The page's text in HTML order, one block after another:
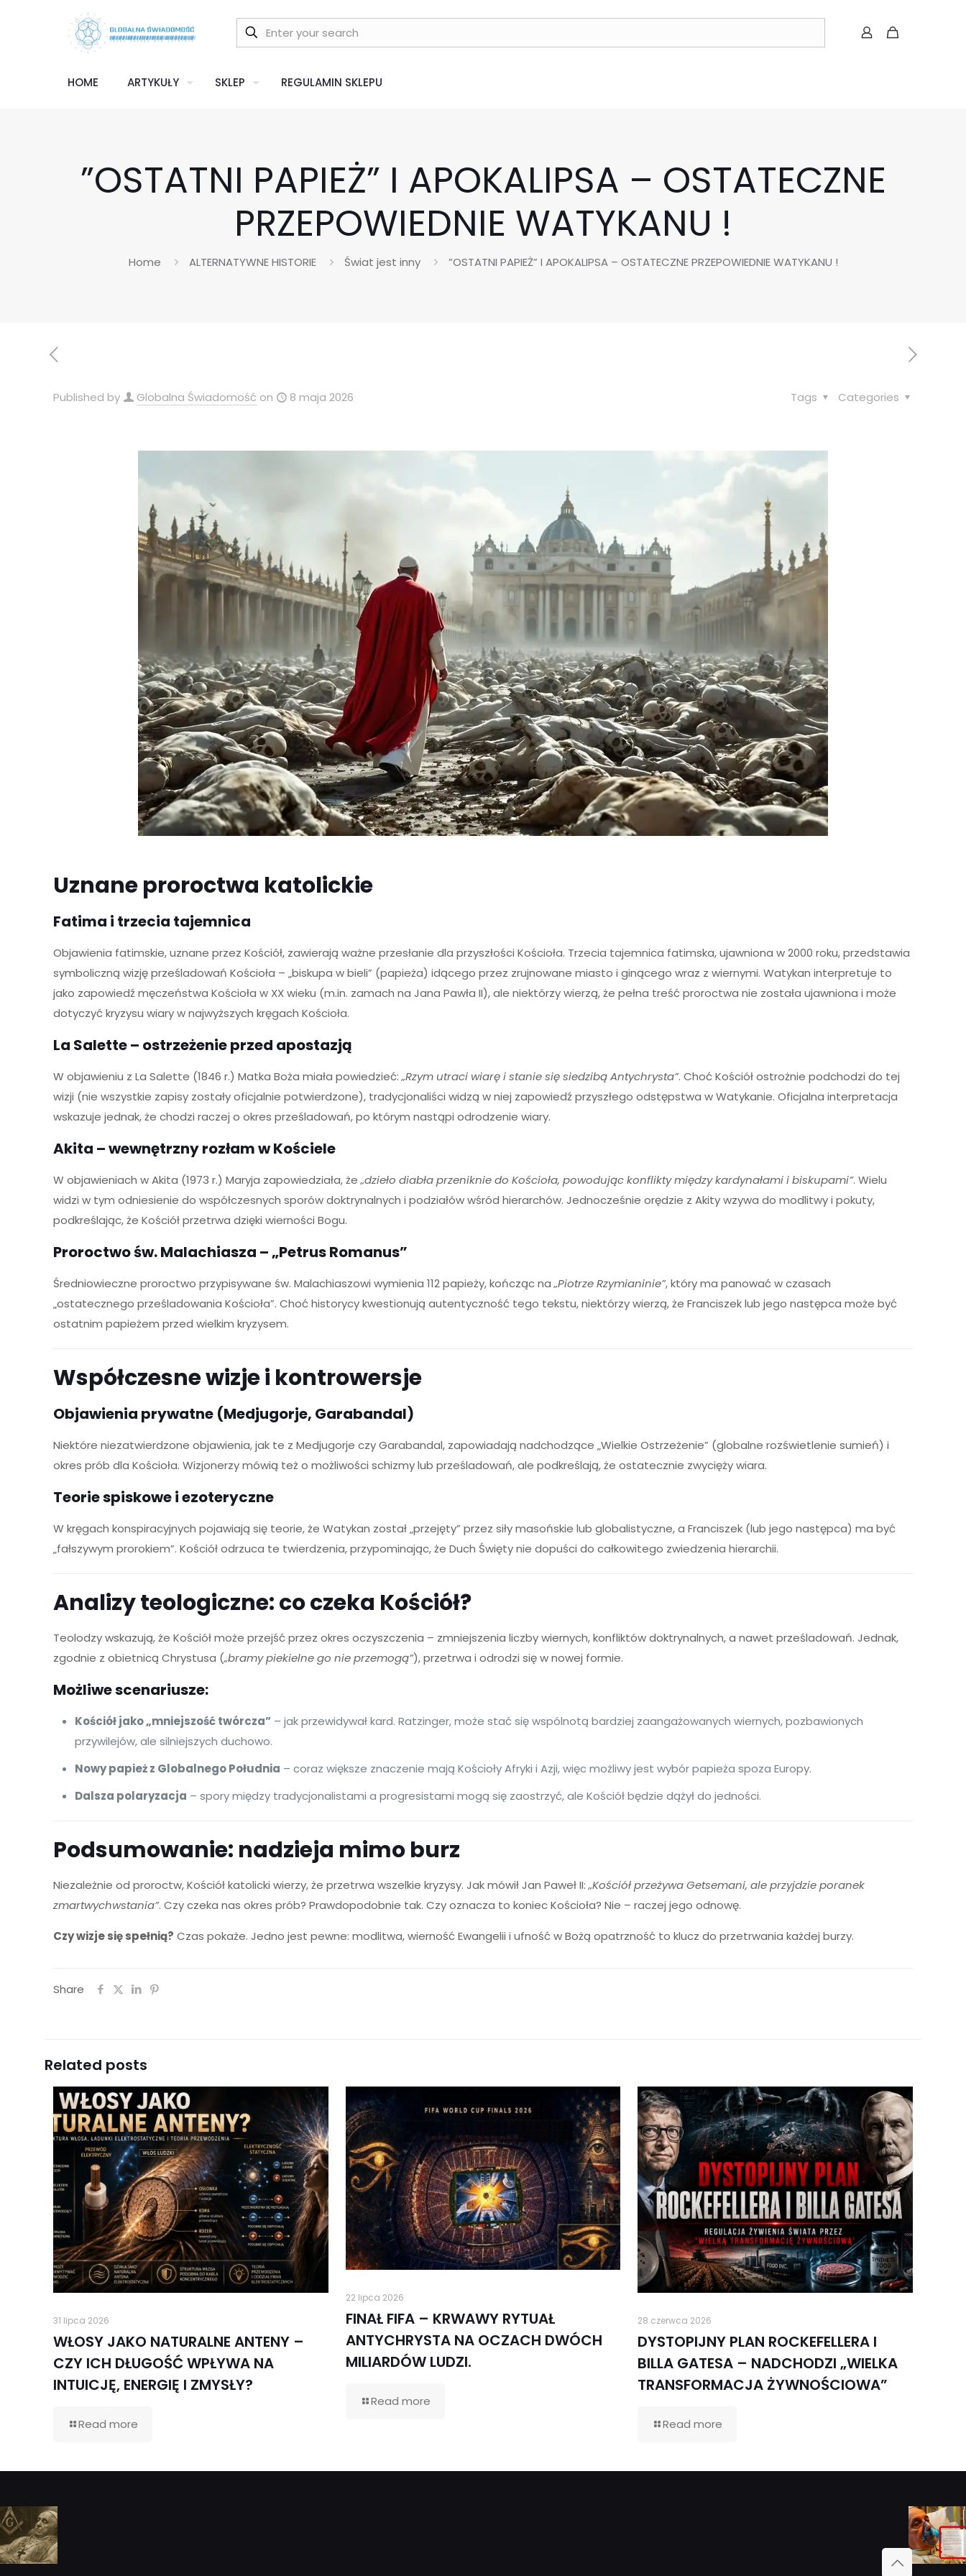
HOME ARTYKUŁY SKLEP REGULAMIN SKLEPU
”OSTATNI PAPIEŻ” I APOKALIPSA – OSTATECZNE
PRZEPOWIEDNIE WATYKANU !
Home ALTERNATYWNE HISTORIE Świat jest inny ”OSTATNI PAPIEŻ” I APOKALIPSA – OSTATECZNE PRZEPOWIEDNIE WATYKANU !
Published by Globalna Świadomość on 8 maja 2026 Categories
Tags
Uznane proroctwa katolickie
Fatima i trzecia tajemnica
Objawienia fatimskie, uznane przez Kościół, zawierają ważne przesłanie dla przyszłości Kościoła. Trzecia tajemnica fatimska, ujawniona w 2000 roku, przedstawia
symboliczną wizję prześladowań Kościoła – „biskupa w bieli” (papieża) idącego przez zrujnowane miasto i ginącego wraz z wiernymi. Watykan interpretuje to
jako zapowiedź męczeństwa Kościoła w XX wieku (m.in. zamach na Jana Pawła II), ale niektórzy wierzą, że pełna treść proroctwa nie została ujawniona i może
dotyczyć kryzysu wiary w najwyższych kręgach Kościoła.
La Salette – ostrzeżenie przed apostazją
W objawieniu z La Salette (1846 r.) Matka Boża miała powiedzieć:„Rzym utraci wiarę i stanie się siedzibą Antychrysta”. Choć Kościół ostrożnie podchodzi do tej
wizji (nie wszystkie zapisy zostały oficjalnie potwierdzone), tradycjonaliści widzą w niej zapowiedź przyszłego odstępstwa w Watykanie. Oficjalna interpretacja
wskazuje jednak, że chodzi raczej o okres prześladowań, po którym nastąpi odrodzenie wiary.
Akita – wewnętrzny rozłam w Kościele
W objawieniach w Akita (1973 r.) Maryja zapowiedziała, że„dzieło diabła przeniknie do Kościoła, powodując konflikty między kardynałami i biskupami”. Wielu
widzi w tym odniesienie do współczesnych sporów doktrynalnych i podziałów wśród hierarchów. Jednocześnie orędzie z Akity wzywa do modlitwy i pokuty,
podkreślając, że Kościół przetrwa dzięki wierności Bogu.
Proroctwo św. Malachiasza – „Petrus Romanus”
Średniowieczne proroctwo przypisywane św. Malachiaszowi wymienia 112 papieży, kończąc na„Piotrze Rzymianinie”, który ma panować w czasach
„ostatecznego prześladowania Kościoła”. Choć historycy kwestionują autentyczność tego tekstu, niektórzy wierzą, że Franciszek lub jego następca może być
ostatnim papieżem przed wielkim kryzysem.
Współczesne wizje i kontrowersje
Objawienia prywatne (Medjugorje, Garabandal)
Niektóre niezatwierdzone objawienia, jak te z Medjugorje czy Garabandal, zapowiadają nadchodzące „Wielkie Ostrzeżenie” (globalne rozświetlenie sumień) i
okres prób dla Kościoła. Wizjonerzy mówią też o możliwości schizmy lub prześladowań, ale podkreślają, że ostatecznie zwycięży wiara.
Teorie spiskowe i ezoteryczne
W kręgach konspiracyjnych pojawiają się teorie, że Watykan został „przejęty” przez siły masońskie lub globalistyczne, a Franciszek (lub jego następca) ma być
„fałszywym prorokiem”. Kościół odrzuca te twierdzenia, przypominając, że Duch Święty nie dopuści do całkowitego zwiedzenia hierarchii.
Analizy teologiczne: co czeka Kościół?
Teolodzy wskazują, że Kościół może przejść przez okres oczyszczenia – zmniejszenia liczby wiernych, konfliktów doktrynalnych, a nawet prześladowań. Jednak,
zgodnie z obietnicą Chrystusa („bramy piekielne go nie przemogą”), przetrwa i odrodzi się w nowej formie.
Możliwe scenariusze:
Kościół jako „mniejszość twórcza” – jak przewidywał kard. Ratzinger, może stać się wspólnotą bardziej zaangażowanych wiernych, pozbawionych
przywilejów, ale silniejszych duchowo.
Nowy papież z Globalnego Południa – coraz większe znaczenie mają Kościoły Afryki i Azji, więc możliwy jest wybór papieża spoza Europy.
Dalsza polaryzacja – spory między tradycjonalistami a progresistami mogą się zaostrzyć, ale Kościół będzie dążył do jedności.
Podsumowanie: nadzieja mimo burz
Niezależnie od proroctw, Kościół katolicki wierzy, że przetrwa wszelkie kryzysy. Jak mówił Jan Paweł II:„Kościół przeżywa Getsemani, ale przyjdzie poranek
zmartwychwstania”. Czy czeka nas okres prób? Prawdopodobnie tak. Czy oznacza to koniec Kościoła? Nie – raczej jego odnowę.
Czy wizje się spełnią? Czas pokaże. Jedno jest pewne: modlitwa, wierność Ewangelii i ufność w Bożą opatrzność to klucz do przetrwania każdej burzy.
Share
Related posts
31 lipca 2026
WŁOSY JAKO NATURALNE ANTENY –
CZY ICH DŁUGOŚĆ WPŁYWA NA
INTUICJĘ, ENERGIĘ I ZMYSŁY?
Read more
22 lipca 2026
FINAŁ FIFA – KRWAWY RYTUAŁ
ANTYCHRYSTA NA OCZACH DWÓCH
MILIARDÓW LUDZI.
Read more
28 czerwca 2026
DYSTOPIJNY PLAN ROCKEFELLERA I
BILLA GATESA – NADCHODZI „WIELKA
TRANSFORMACJA ŻYWNOŚCIOWA”
Read more